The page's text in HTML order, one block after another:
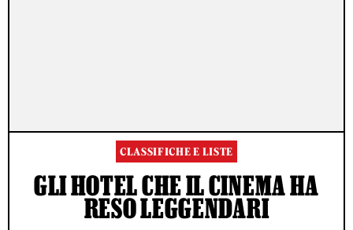
CLASSIFICHE E LISTE
GLI HOTEL CHE IL CINEMA HA
RESO LEGGENDARI